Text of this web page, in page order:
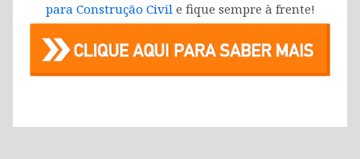
para Construção Civile fique sempre à frente!